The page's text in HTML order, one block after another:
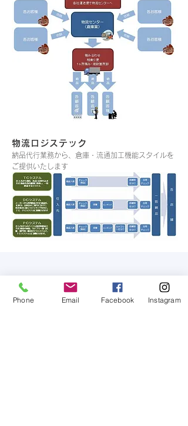
物流ロジステック
納品代行業務から、倉庫・流通加工機能スタイルを
ご提供いたします
最新記事
Phone Email Facebook Instagram